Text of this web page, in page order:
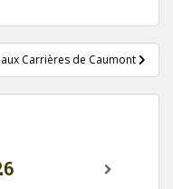
Carrières de Caumont